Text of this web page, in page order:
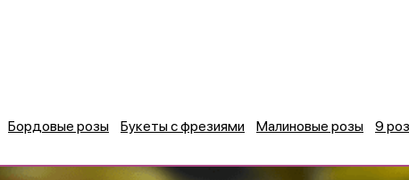
Бордовые розы Букеты с фрезиями Малиновые розы 9 роз